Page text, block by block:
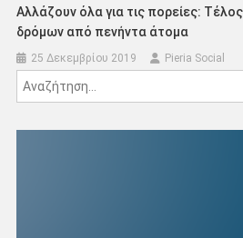
Αλλάζουν όλα για τις πορείες:
δρόμων από πενήντα άτομα
25 Δεκεμβρίου 2019 Pieria Social